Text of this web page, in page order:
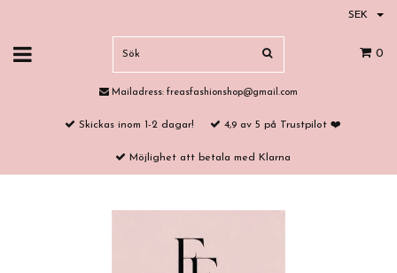
SEK
0
Mailadress: freasfashionshop@gmail.com
Skickas inom 1-2 dagar! 4,9 av 5 på Trustpilot ❤️
Möjlighet att betala med Klarna